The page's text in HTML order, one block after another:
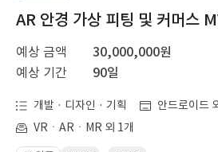
AR 안경 가상 피팅 및 커머스
예상 금액
30,000,000원
예상 기간
90일
개발 · 디자인 · 기획
안드로이드
VRㆍARㆍMR 외 1개